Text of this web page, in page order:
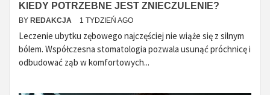
KIEDY POTRZEBNE JEST ZNIECZULENIE?
BY REDAKCJA 1 TYDZIEŃ AGO
Leczenie ubytku zębowego najczęściej nie wiąże się z silnym
bólem. Współczesna stomatologia pozwala usunąć próchnicę i
odbudować ząb w komfortowych...